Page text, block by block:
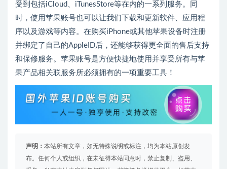
受到包括iCloud、iTunesStore等在内的一系列服务。同
时，使用苹果账号也可以让我们下载和更新软件、应用程
序以及游戏等内容。在购买iPhone或其他苹果设备时注册
并绑定了自己的AppleID后，还能够获得更全面的售后支持
和保修服务。苹果账号是方便快捷地使用并享受所有与苹
果产品相关联服务所必须拥有的一项重要工具！
声明： 本站所有文章，如无特殊说明或标注，均为本站原创发
布。任何个人或组织，在未征得本站同意时，禁止复制、盗用、